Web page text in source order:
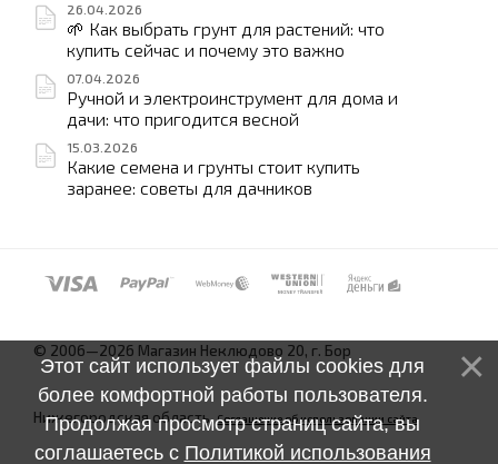
26.04.2026
🌱 Как выбрать грунт для растений: что
купить сейчас и почему это важно
07.04.2026
Ручной и электроинструмент для дома и
дачи: что пригодится весной
15.03.2026
Какие семена и грунты стоит купить
заранее: советы для дачников
© 2006—2026 Магазин Неклюдово 20, г. Бор
Нижегородская область.Соглашение об использовании сайта
Этот сайт использует файлы cookies для
более комфортной работы пользователя.
Продолжая просмотр страниц сайта, вы
соглашаетесь с Политикой использования